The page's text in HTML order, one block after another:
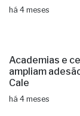
há 4 meses
Academias e
ampliam
Cale
há 4 meses